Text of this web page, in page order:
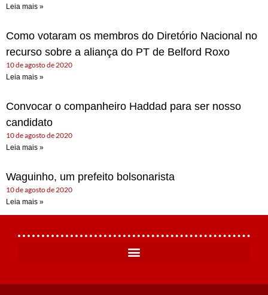
Leia mais »
Como votaram os membros do Diretório Nacional no
recurso sobre a aliança do PT de Belford Roxo
10 de agosto de 2020
Leia mais »
Convocar o companheiro Haddad para ser nosso
candidato
10 de agosto de 2020
Leia mais »
Waguinho, um prefeito bolsonarista
10 de agosto de 2020
Leia mais »